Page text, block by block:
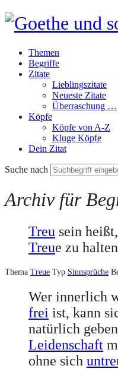
Goethe
und
so…
Themen
Begriffe
Zitate
Lieblingszitate
Neueste Zitate
Überraschung …
Köpfe
Köpfe von A-Z
Kluge Köpfe
Dein Zitat
Suche nach
Archiv für
Treu sein
Treue zu
Thema Treue Typ Sinnsprüche
Wer innerlich
frei ist, kann
natürlich
Leidenschaft
ohne sich